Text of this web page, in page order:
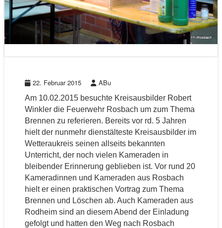
22. Februar 2015 ABu
Am 10.02.2015 besuchte Kreisausbilder Robert
Winkler die Feuerwehr Rosbach um zum Thema
Brennen zu referieren. Bereits vor rd. 5 Jahren
hielt der nunmehr dienstälteste Kreisausbilder im
Wetteraukreis seinen allseits bekannten
Unterricht, der noch vielen Kameraden in
bleibender Erinnerung geblieben ist. Vor rund 20
Kameradinnen und Kameraden aus Rosbach
hielt er einen praktischen Vortrag zum Thema
Brennen und Löschen ab. Auch Kameraden aus
Rodheim sind an diesem Abend der Einladung
gefolgt und hatten den Weg nach Rosbach